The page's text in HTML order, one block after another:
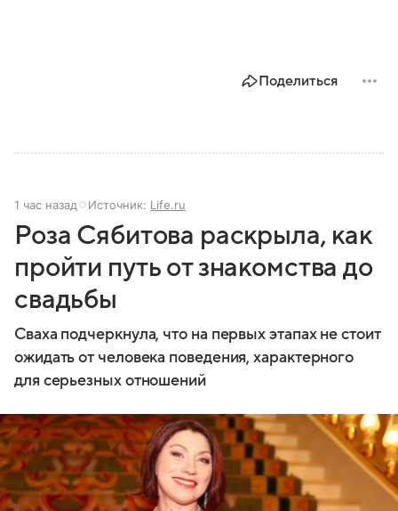
Поделиться
1 час назад Источник: Life.ru
Роза Сябитова раскрыла, как
пройти путь от знакомства до
свадьбы
Сваха подчеркнула, что на первых этапах не стоит
ожидать от человека поведения, характерного
для серьезных отношений